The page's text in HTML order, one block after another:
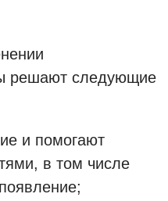
решают следующие
и помогают
в том числе